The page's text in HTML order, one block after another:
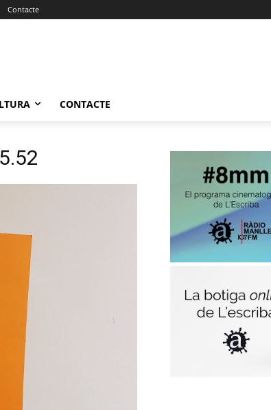
Contacte
CONTACTE